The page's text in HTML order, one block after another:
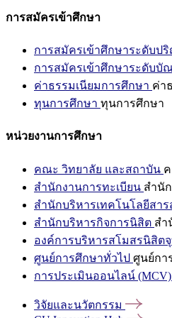
การสมัครเข้าศึกษา
การสมัครเข้าศึกษาระดับ
การสมัครเข้าศึกษาระดับบั
ค่าธรรมเนียมการศึกษา ค่า
ทุนการศึกษา ทุนการศึกษา
หน่วยงานการศึกษา
คณะ วิทยาลัย และสถาบัน
สำนักงานการทะเบียน สำนั
สำนักบริหารเทคโนโลยีสาร
สำนักบริหารกิจการนิสิต สำ
องค์การบริหารสโมสรนิสิต
ศูนย์การศึกษาทั่วไป ศูนย์กา
การประเมินออนไลน์ (MCV)
วิจัยและนวัตกรรม